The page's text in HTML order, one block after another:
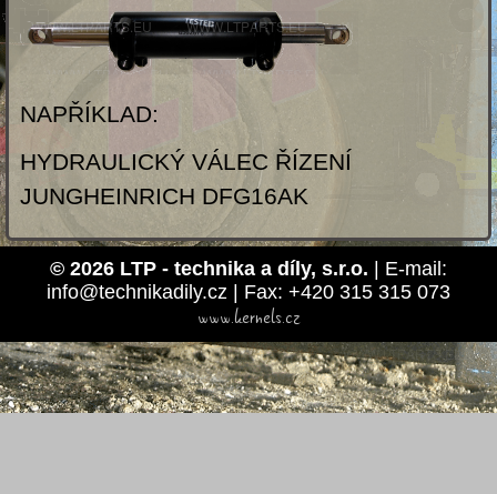
NAPŘÍKLAD:
HYDRAULICKÝ VÁLEC ŘÍZENÍ
JUNGHEINRICH DFG16AK
© 2026 LTP - technika a díly, s.r.o. | E-mail:
info@technikadily.cz | Fax: +420 315 315 073
www.kernels.cz